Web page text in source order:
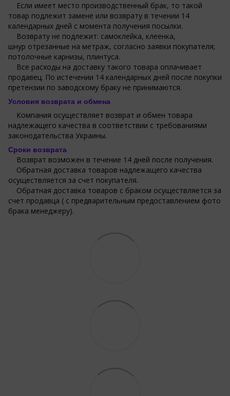
Если имеет место производственный брак, то такой
товар подлежит замене или возврату в течении 14
календарных дней с момента получения посылки.
Возврату не подлежит: самоклейка, клеенка,
шнур отрезанные на метраж, согласно заявки покупателя;
потолочные карнизы, плинтуса.
Все расходы на доставку такого товара оплачивает
продавец. По истечении 14 календарных дней после покупки
претензии по заводскому браку не принимаются.
Условия возврата и обмена
Компания осуществляет возврат и обмен товара
надлежащего качества в соответствии с требованиями
законодательства Украины.
Сроки возврата
Возврат возможен в течение 14 дней после получения.
Обратная доставка товаров надлежащего качества
осуществляется за счет покупателя.
Обратная доставка товаров с браком осуществляется за
счет продавца ( с предварительным предоставлением фото
брака менеджеру).